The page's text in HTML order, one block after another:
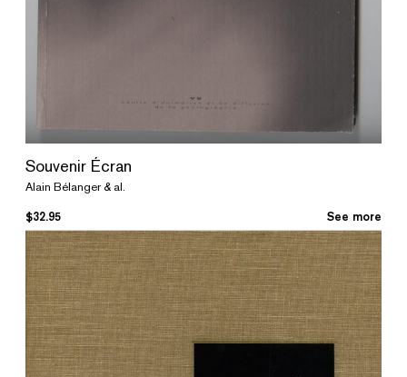
Souvenir Écran
Alain Bélanger & al.
$32.95 See more